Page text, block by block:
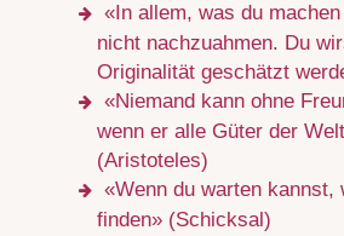
«In allem, was du
nicht nachzuahmen. Du
Originalität geschätzt
«Niemand kann ohne
wenn er alle Güter der
(Aristoteles)
«Wenn du warten kannst,
finden» (Schicksal)